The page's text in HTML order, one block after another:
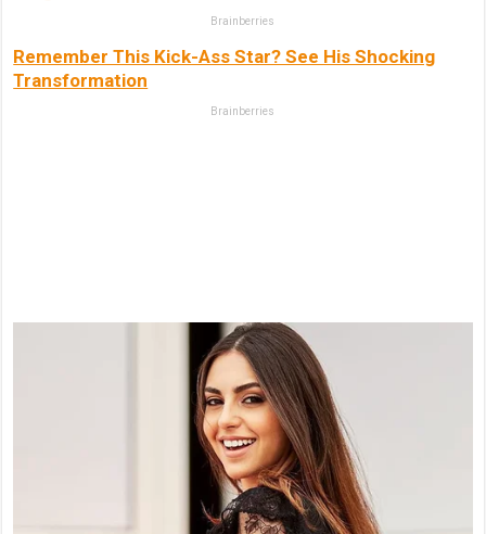
Brainberries
Remember This Kick-Ass Star? See His Shocking
Transformation
Brainberries